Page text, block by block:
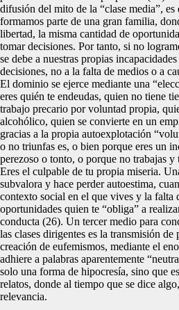
difusión del mito de la “clase media”, es
formamos parte de una gran familia,
libertad, la misma cantidad de
tomar decisiones. Por tanto, si no
se debe a nuestras propias
decisiones, no a la falta de medios o a
El dominio se ejerce mediante una
eres quién te endeudas, quien no tiene
trabajo precario por voluntad propia,
alcohólico, quien se convierte en un
gracias a la propia autoexplotación
o no triunfas es, o bien porque eres un
perezoso o tonto, o porque no trabajas y
Eres el culpable de tu propia miseria.
subvalora y hace perder autoestima,
contexto social en el que vives y la falta
oportunidades quien te “obliga” a
conducta (26). Un tercer medio para
las clases dirigentes es la transmisión de
creación de eufemismos, mediante el
adhiere a palabras aparentemente
solo una forma de hipocresía, sino que
relatos, donde al tiempo que se dice
relevancia.